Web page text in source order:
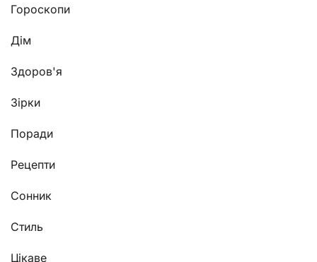
Гороскопи
Дім
Здоров'я
Зірки
Поради
Рецепти
Сонник
Стиль
Цікаве